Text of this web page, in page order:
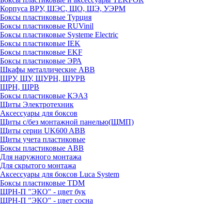
Корпуса ВРУ, ШЭС, ЩО, ЩЭ, УЭРМ
Боксы пластиковые Турция
Боксы пластиковые RUVinil
Боксы пластиковые Systeme Electric
Боксы пластиковые IEK
Боксы пластиковые EKF
Боксы пластиковые ЭРА
Шкафы металлические ABB
ЩРУ, ЩУ, ЩУРН, ЩУРВ
ЩРН, ЩРВ
Боксы пластиковые КЭАЗ
Щиты Электротехник
Аксессуары для боксов
Щиты с/без монтажной панелью(ЩМП)
Щиты серии UK600 ABB
Щиты учета пластиковые
Боксы пластиковые ABB
Для наружного монтажа
Для скрытого монтажа
Аксессуары для боксов Luca System
Боксы пластиковые TDM
ЩРН-П "ЭКО" - цвет бук
ЩРН-П "ЭКО" - цвет сосна